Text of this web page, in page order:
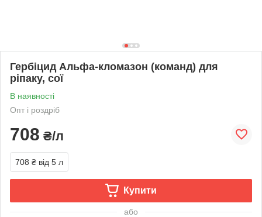
Гербіцид Альфа-кломазон (команд) для
ріпаку, сої
В наявності
Опт і роздріб
708 ₴/л
708 ₴ від 5 л
Купити
або